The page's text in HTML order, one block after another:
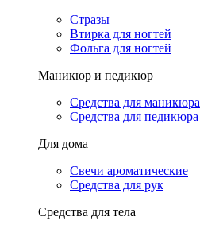
Стразы
Втирка для ногтей
Фольга для ногтей
Маникюр и педикюр
Средства для маникюра
Средства для педикюра
Для дома
Свечи ароматические
Средства для рук
Средства для тела